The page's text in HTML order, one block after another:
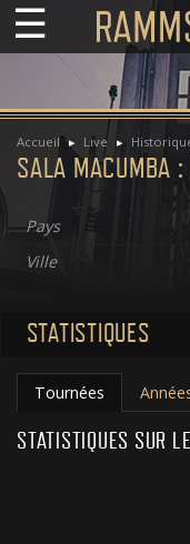
☰
Accueil Live
SALA MACUMBA :
Pays
Ville
STATISTIQUES
Tournées
STATISTIQUES SUR